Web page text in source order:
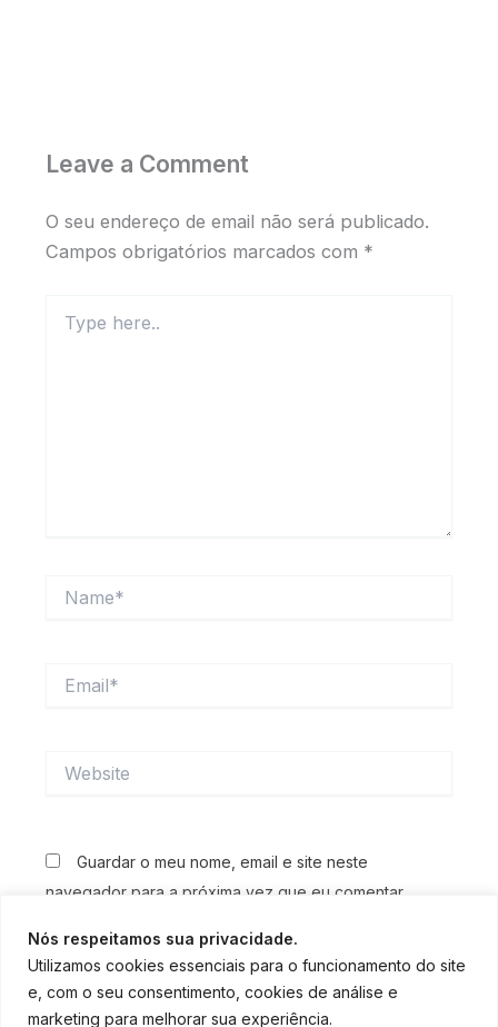
Nós respeitamos sua privacidade.
Utilizamos cookies essenciais para o funcionamento do site
e, com o seu consentimento, cookies de análise e
marketing para melhorar sua experiência.
Leave a Comment
O seu endereço de email não será publicado.
Campos obrigatórios marcados com *
here..
Guardar o meu nome, email e site neste
navegador para a próxima vez que eu comentar.